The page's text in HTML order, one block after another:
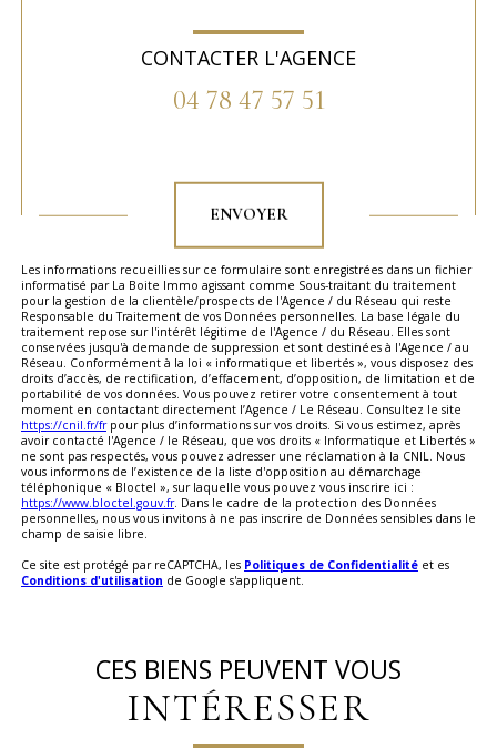
CONTACTER L'AGENCE
04 78 47 57 51
ENVOYER
Les informations recueillies sur ce formulaire sont enregistrées dans un fichier
informatisé par La Boite Immo agissant comme Sous-traitant du traitement
pour la gestion de la clientèle/prospects de l'Agence / du Réseau qui reste
Responsable du Traitement de vos Données personnelles. La base légale du
traitement repose sur l'intérêt légitime de l'Agence / du Réseau. Elles sont
conservées jusqu'à demande de suppression et sont destinées à l'Agence / au
Réseau. Conformément à la loi « informatique et libertés », vous disposez des
droits d’accès, de rectification, d’effacement, d’opposition, de limitation et de
portabilité de vos données. Vous pouvez retirer votre consentement à tout
moment en contactant directement l’Agence / Le Réseau. Consultez le site
https://cnil.fr/frpour plus d’informations sur vos droits. Si vous estimez, après
avoir contacté l'Agence / le Réseau, que vos droits « Informatique et Libertés »
ne sont pas respectés, vous pouvez adresser une réclamation à la CNIL. Nous
vous informons de l’existence de la liste d'opposition au démarchage
téléphonique « Bloctel », sur laquelle vous pouvez vous inscrire ici :
https://www.bloctel.gouv.fr. Dans le cadre de la protection des Données
personnelles, nous vous invitons à ne pas inscrire de Données sensibles dans le
champ de saisie libre.
Ce site est protégé par reCAPTCHA, les Politiques de Confidentialité et es
Conditions d'utilisation de Google s'appliquent.
CES BIENS PEUVENT VOUS
INTÉRESSER